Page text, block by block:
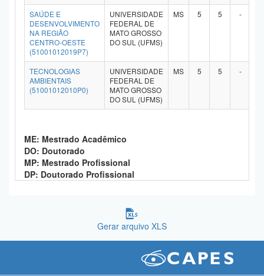
SAÚDE E
DESENVOLVIMENTO
NA REGIÃO
CENTRO-OESTE
(51001012019P7)
UNIVERSIDADE
FEDERAL DE
MATO GROSSO
DO SUL (UFMS)
MS 5 5 -
TECNOLOGIAS
AMBIENTAIS
(51001012010P0)
UNIVERSIDADE
FEDERAL DE
MATO GROSSO
DO SUL (UFMS)
MS 5 5 -
ME: Mestrado Acadêmico
DO: Doutorado
MP: Mestrado Profissional
DP: Doutorado Profissional
Gerar arquivo XLS